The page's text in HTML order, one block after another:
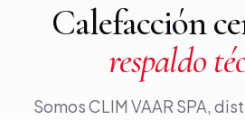
Calefacción
respaldo
Somos CLIM VAAR SPA,